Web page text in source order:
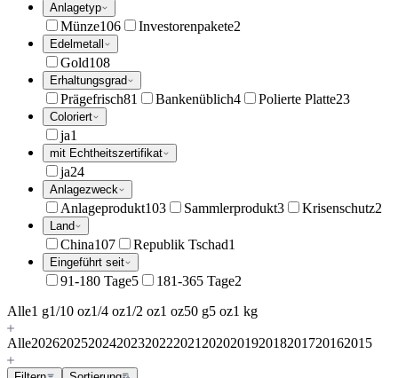
Anlagetyp
Münze106 Investorenpakete2
Edelmetall
Gold108
Erhaltungsgrad
Prägefrisch81 Bankenüblich4 Polierte Platte23
Coloriert
ja1
mit Echtheitszertifikat
ja24
Anlagezweck
Anlageprodukt103 Sammlerprodukt3 Krisenschutz2
Land
China107 Republik Tschad1
Eingeführt seit
91-180 Tage5 181-365 Tage2
Alle1 g1/10 oz1/4 oz1/2 oz1 oz50 g5 oz1 kg
Alle202620252024202320222021 202020192018201720162015